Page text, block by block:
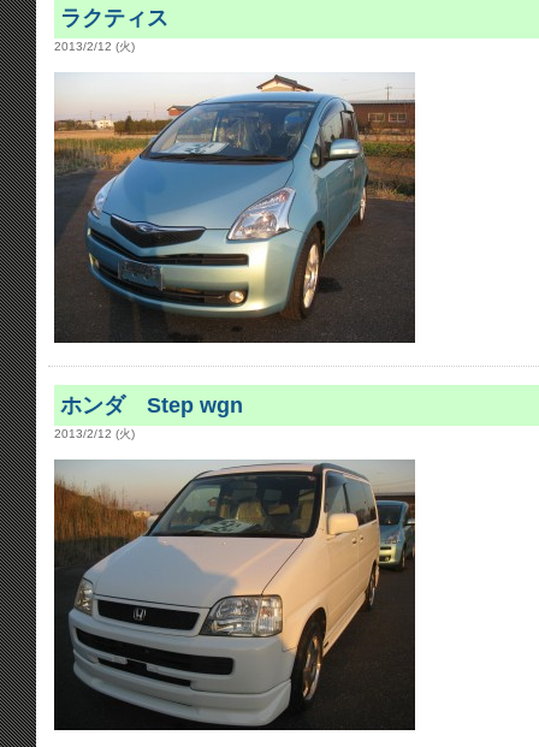
ラクティス
2013/2/12 (火)
ホンダ Step wgn
2013/2/12 (火)